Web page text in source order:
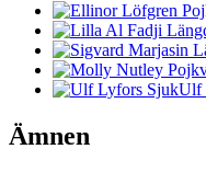
Ulf
Ämnen